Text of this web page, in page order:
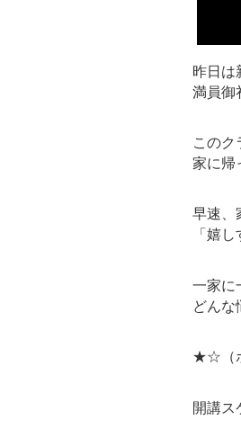
昨日は
満員御
このク
家に帰
早速、
「嬉
一家に
どんな
★☆（
開講ス